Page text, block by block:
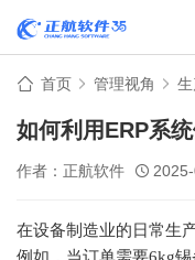
首页 管理视角
如何利用ERP系
作者：正航软件
在设备制造业的日常生